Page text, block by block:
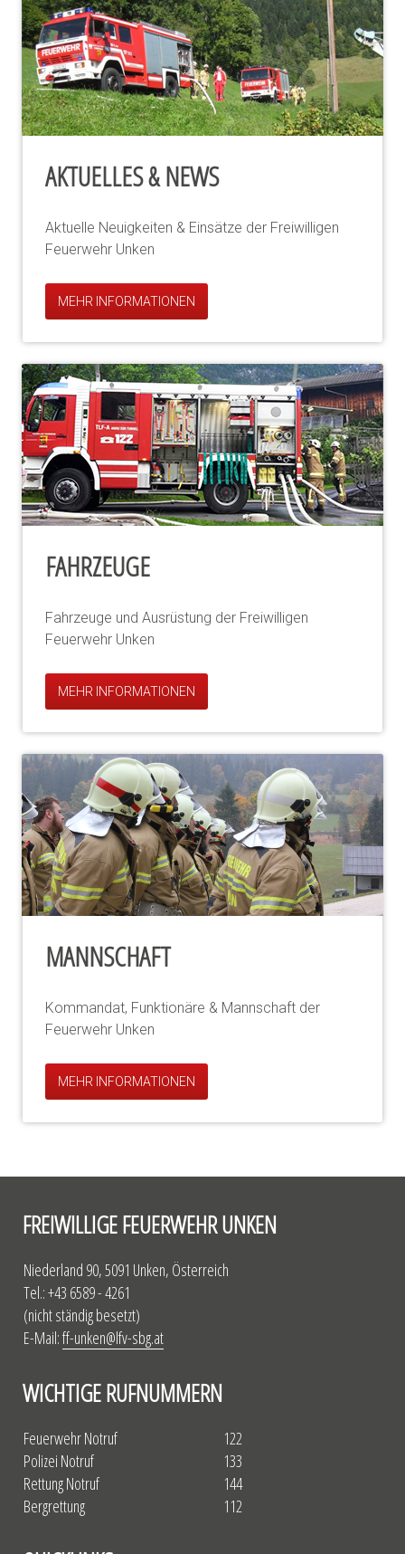
AKTUELLES & NEWS
Aktuelle Neuigkeiten & Einsätze der Freiwilligen
Feuerwehr Unken
MEHR INFORMATIONEN
FAHRZEUGE
Fahrzeuge und Ausrüstung der Freiwilligen
Feuerwehr Unken
MEHR INFORMATIONEN
MANNSCHAFT
Kommandat, Funktionäre & Mannschaft der
Feuerwehr Unken
MEHR INFORMATIONEN
FREIWILLIGE FEUERWEHR UNKEN
Niederland 90, 5091 Unken, Österreich
Tel.: +43 6589 - 4261
(nicht ständig besetzt)
E-Mail:ff-unken@lfv-sbg.at
WICHTIGE RUFNUMMERN
Feuerwehr Notruf
Polizei Notruf
Rettung Notruf
Bergrettung
122
133
144
112